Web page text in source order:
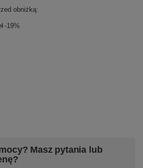
obniżką:
-19%
Masz pytania lub